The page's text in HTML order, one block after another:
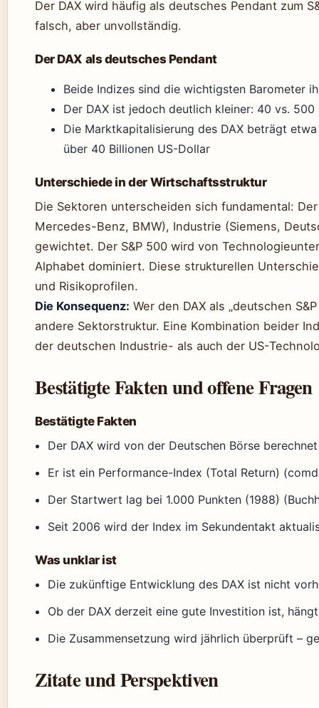
Der DAX wird häufig als deutsches Pendant zum
falsch, aber unvollständig.
Der DAX als deutsches Pendant
Beide Indizes sind die wichtigsten Barometer
Der DAX ist jedoch deutlich kleiner: 40 vs. 500
Die Marktkapitalisierung des DAX beträgt
über 40 Billionen US-Dollar
Unterschiede in der Wirtschaftsstruktur
Die Sektoren unterscheiden sich fundamental:
Mercedes-Benz, BMW), Industrie (Siemens,
gewichtet. Der S&P 500 wird von
Alphabet dominiert. Diese strukturellen
und Risikoprofilen.
Die Konsequenz: Wer den DAX als „deutschen
andere Sektorstruktur. Eine Kombination beider
der deutschen Industrie- als auch der US-
Bestätigte Fakten und offene Fragen
Bestätigte Fakten
Der DAX wird von der Deutschen Börse
Er ist ein Performance-Index (Total Return)
Der Startwert lag bei 1.000 Punkten (1988)
Seit 2006 wird der Index im Sekundentakt
Was unklar ist
Die zukünftige Entwicklung des DAX ist nicht
Ob der DAX derzeit eine gute Investition ist,
Die Zusammensetzung wird jährlich überprüft –
Zitate und Perspektiven